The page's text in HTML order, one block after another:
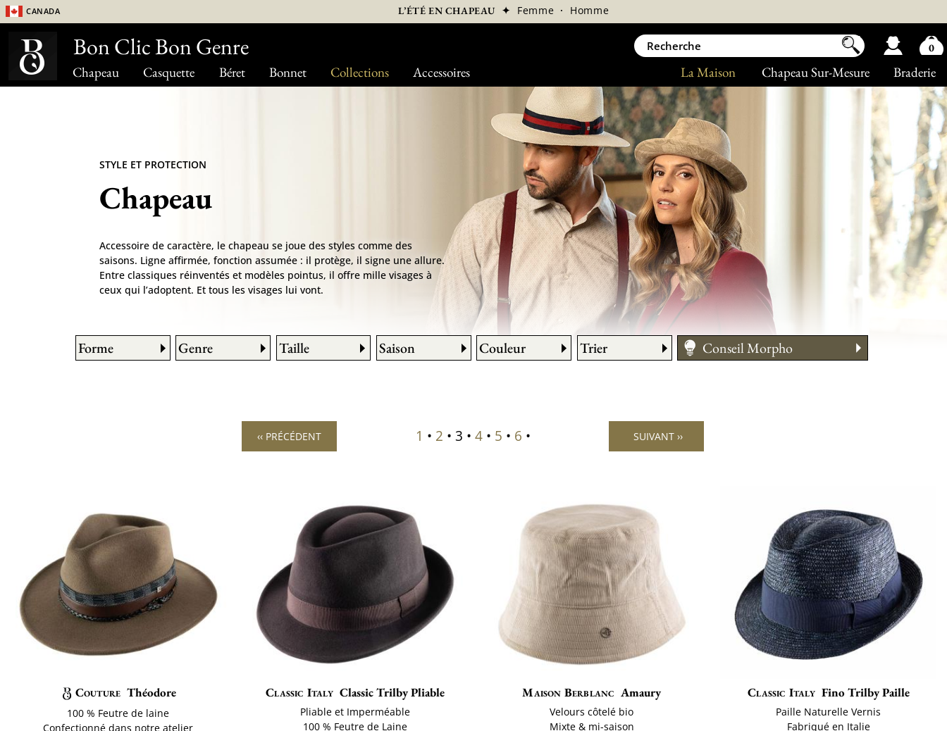
Chapeau Casquette Béret Bonnet Collections Accessoires Braderie
Chapeau Sur-Mesure
La Maison
Canada L’ÉTÉ EN CHAPEAU ✦ Femme · Homme
STYLE ET PROTECTION
Chapeau
Accessoire de caractère, le chapeau se joue des styles comme des
saisons. Ligne affirmée, fonction assumée : il protège, il signe une allure.
Entre classiques réinventés et modèles pointus, il offre mille visages à
ceux qui l’adoptent. Et tous les visages lui vont.
Forme Genre Taille Saison Couleur Trier
Conseil Morpho
Guide des tailles
‹‹ PRÉCÉDENT 1 • 2 • 3 • 4• 5 • 6 • SUIVANT ››
Couture Théodore
100 % Feutre de laine
Confectionné dans notre atelier
Classic Italy Classic Trilby Pliable
Pliable et Imperméable
100 % Feutre de Laine
Maison Berblanc Amaury
Velours côtelé bio
Mixte & mi-saison
Classic Italy Fino Trilby Paille
Paille Naturelle Vernis
Fabriqué en Italie
Bon Clic Bon Genre 0